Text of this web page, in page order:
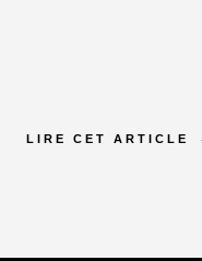
LIRE CET ARTICLE